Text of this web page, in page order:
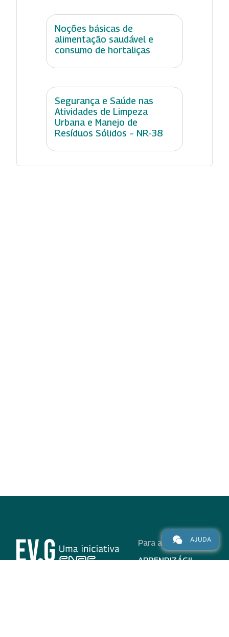
Noções básicas de
alimentação saudável e
consumo de hortaliças
Segurança e Saúde nas
Atividades de Limpeza
Urbana e Manejo de
Resíduos Sólidos – NR-38
Para alunos
APRENDIZÁGIL
AJUDA